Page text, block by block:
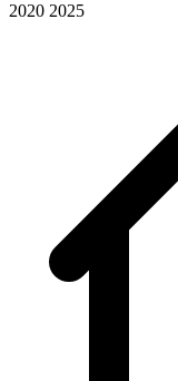
2020 2025